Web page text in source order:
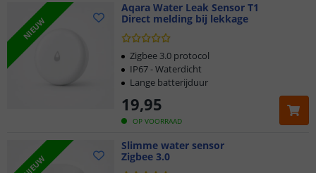
NIEUW
Aqara Water Leak Sensor T1
Direct melding bij lekkage
OP VOORRAAD
19,95
Zigbee 3.0 protocol
IP67 - Waterdicht
Lange batterijduur
NIEUW
Slimme water sensor
Zigbee 3.0